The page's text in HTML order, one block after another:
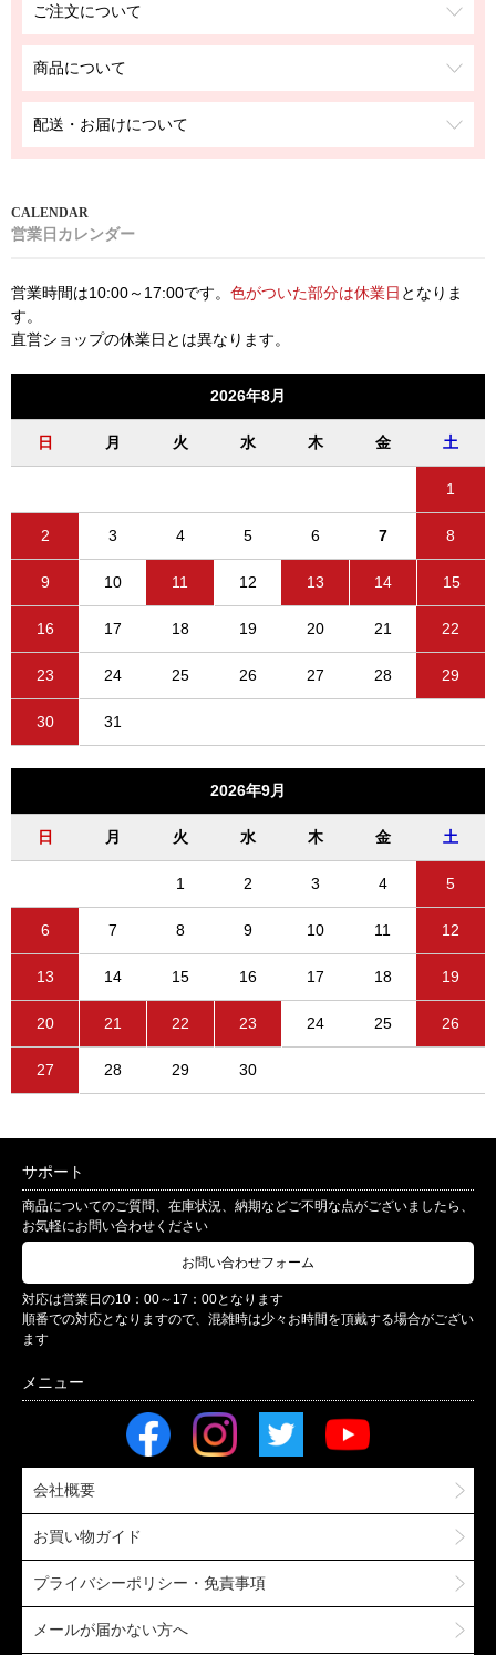
ご注文について
商品について
配送・お届けについて
営業日カレンダー
営業時間は10:00～17:00です。 色がついた部分は休業日 となりま
す。
直営ショップの休業日とは異なります。
2026年8月
日 月 火 水 木 金 土
1
2 3 4 5 6 7 8
9 10 11 12 13 14 15
16 17 18 19 20 21 22
23 24 25 26 27 28 29
30 31
2026年9月
日 月 火 水 木 金 土
1 2 3 4 5
6 7 8 9 10 11 12
13 14 15 16 17 18 19
20 21 22 23 24 25 26
27 28 29 30
サポート
商品についてのご質問、在庫状況、納期などご不明な点がございましたら、
お気軽にお問い合わせください
お問い合わせフォーム
対応は営業日の10：00～17：00となります
順番での対応となりますので、混雑時は少々お時間を頂戴する場合がござい
ます
会社概要
お買い物ガイド
プライバシーポリシー・免責事項
メールが届かない方へ